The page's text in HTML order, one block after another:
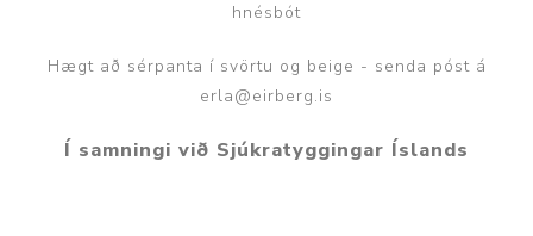
hnésbót
Hægt að sérpanta í svörtu og beige - senda póst á
erla@eirberg.is
Í samningi við Sjúkratyggingar Íslands